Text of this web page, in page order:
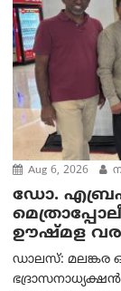
Aug 6, 2026
ഡോ.
ഊഷ്മള
ഡാലസ്: